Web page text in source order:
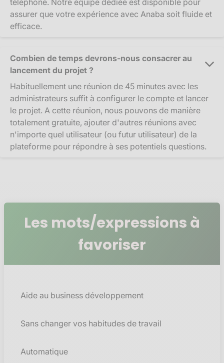
assurer que votre expérience avec Anaba soit fluide et
efficace.
Combien de temps devrons-nous consacrer au
lancement du projet ?
Habituellement une réunion de 45 minutes avec les
administrateurs suffit à configurer le compte et lancer
le projet. A cette réunion, nous pouvons de manière
totalement gratuite, ajouter d'autres réunions avec
n'importe quel utilisateur (ou futur utilisateur) de la
plateforme pour répondre à ses potentiels questions.
Les mots/expressions à
favoriser
Aide au business développement
Sans changer vos habitudes de travail
Automatique